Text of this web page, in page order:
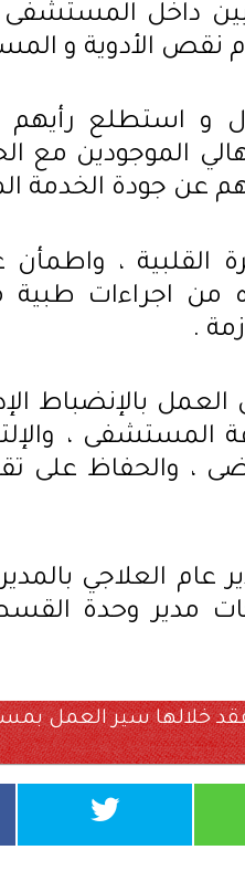
داخل المستشفى
نقص الأدوية و
و استطلع رأيهم
الموجودين مع
عن جودة الخدمة
القلبية ، واطمأن
من اجراءات طبية
.
بالإنضباط
،
، والحفاظ على
العلاجي
مدير وحدة
خلالها سير العمل